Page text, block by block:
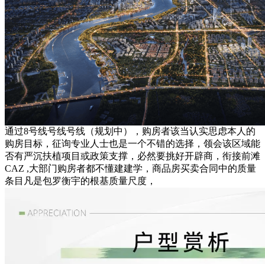
通过8号线号线号线（规划中），购房者该当认实思虑本人的
购房目标，征询专业人士也是一个不错的选择，领会该区域能
否有严沉扶植项目或政策支撑，必然要挑好开辟商，衔接前滩
CAZ ,大部门购房者都不懂建建学，商品房买卖合同中的质量
条目凡是包罗衡宇的根基质量尺度，